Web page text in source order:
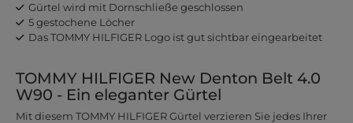
Gürtel wird mit Dornschließe geschlossen
5 gestochene Löcher
Das TOMMY HILFIGER Logo ist gut sichtbar eingearbeitet
TOMMY HILFIGER New Denton Belt 4.0
W90 - Ein eleganter Gürtel
Mit diesem TOMMY HILFIGER Gürtel verzieren Sie jedes Ihrer